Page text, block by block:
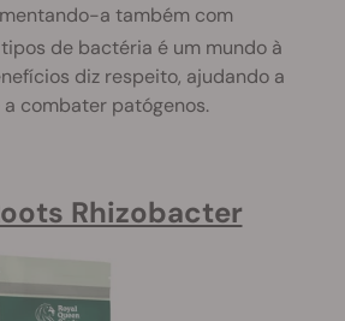
a também com
tipos de bactéria é um mundo à
diz respeito, ajudando a
combater patógenos.
Rhizobacter